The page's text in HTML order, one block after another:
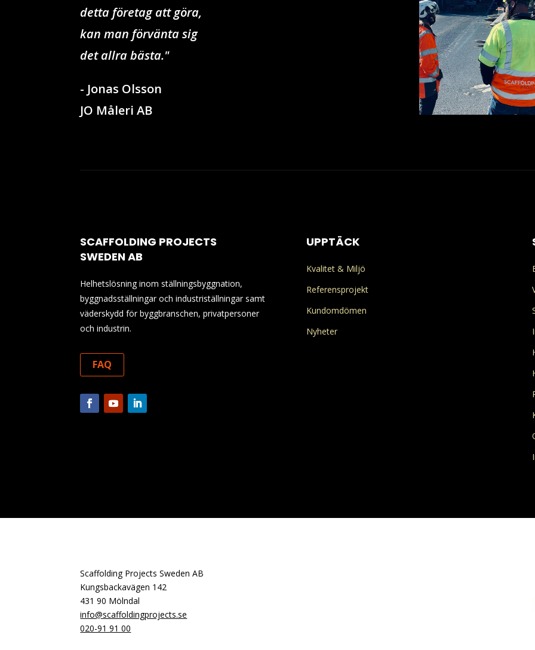
detta företag att göra,
kan man förvänta sig
det allra bästa."
- Jonas Olsson
JO Måleri AB
SCAFFOLDING PROJECTS
SWEDEN AB
Helhetslösning inom ställningsbyggnation,
byggnadsställningar och industriställningar samt
väderskydd för byggbranschen, privatpersoner
och industrin.
FAQ
UPPTÄCK
Kvalitet & Miljö
Referensprojekt
Kundomdömen
Nyheter
Scaffolding Projects Sweden AB
Kungsbackavägen 142
431 90 Mölndal
info@scaffoldingprojects.se
020-91 91 00